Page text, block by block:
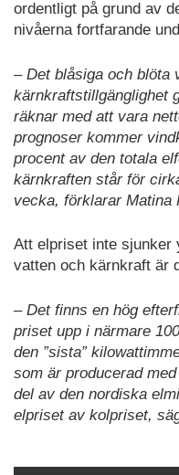
ordentligt på grund av
nivåerna fortfarande
– Det blåsiga och blöta
kärnkraftstillgänglighet
räknar med att vara
prognoser kommer
procent av den totala
kärnkraften står för
vecka, förklarar Matina
Att elpriset inte sjunker
vatten och kärnkraft är
– Det finns en hög
priset upp i närmare
den ”sista”
som är producerad
del av den nordiska
elpriset av kolpriset,